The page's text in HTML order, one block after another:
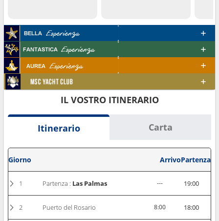
IL VOSTRO ITINERARIO
Itinerario Carta
Giorno ArrivoPartenza
1 Partenza : Las Palmas --- 19:00
2 Puerto del Rosario 8:00 18:00